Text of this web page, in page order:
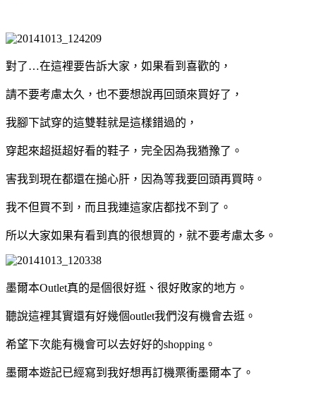
對了…在這裡要告訴大家，如果看到喜歡的，
請不要考慮太久，也不要想說再回頭來買好了，
我腳下試穿的這雙鞋就是這樣錯過的，
穿起來超挺超好看的鞋子，完全因為我猶豫了。
害我到現在都還在搥心肝，因為等我要回頭再買時。
我不但買不到，而且我連這家店都找不到了。
所以大家如果有看到真的很想買的，就不要考慮太多。
墨爾本Outlet真的是個很好逛、很好敗家的地方。
聽說這裡其實還有好幾個outlet我們沒有機會去逛。
希望下次能有機會可以去好好的shopping。
墨爾本遊記已經寫到我好想再訂機票衝墨爾本了。